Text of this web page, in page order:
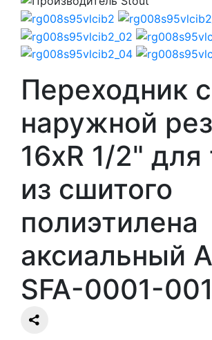
Переходник с
наружной
16xR 1/2" для
из сшитого
полиэтилена
аксиальный
SFA-0001-